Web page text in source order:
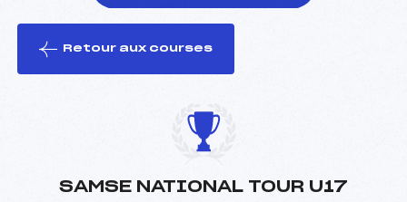
le ski
Retour aux courses
SAMSE NATIONAL TOUR U17